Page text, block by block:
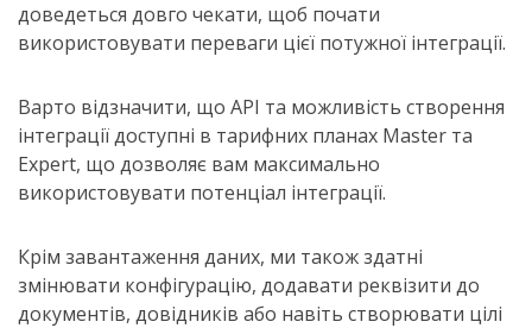
доведеться довго чекати, щоб почати
використовувати переваги цієї потужної інтеграції.
Варто відзначити, що API та можливість створення
інтеграції доступні в тарифних планах Master та
Expert, що дозволяє вам максимально
використовувати потенціал інтеграції.
Крім завантаження даних, ми також здатні
змінювати конфігурацію, додавати реквізити до
документів, довідників або навіть створювати цілі